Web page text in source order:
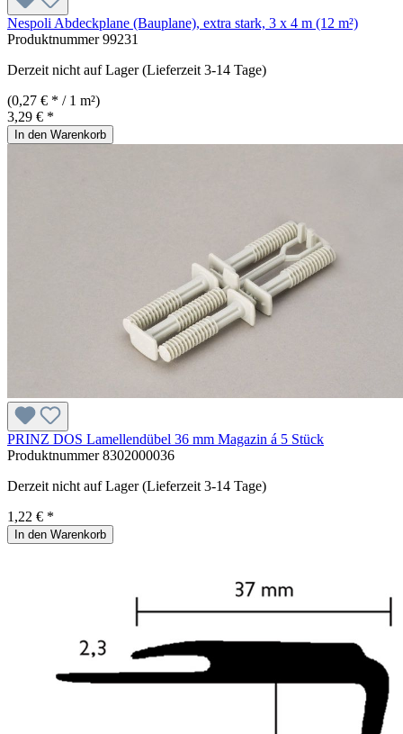
Nespoli Abdeckplane (Bauplane), extra stark, 3 x 4 m (12 m²)
Produktnummer99231
Derzeit nicht auf Lager (Lieferzeit 3-14 Tage)
(0,27 € * / 1 m²)
3,29 € *
In den Warenkorb
PRINZ DOS Lamellendübel 36 mm Magazin á 5 Stück
Produktnummer8302000036
Derzeit nicht auf Lager (Lieferzeit 3-14 Tage)
1,22 € *
In den Warenkorb